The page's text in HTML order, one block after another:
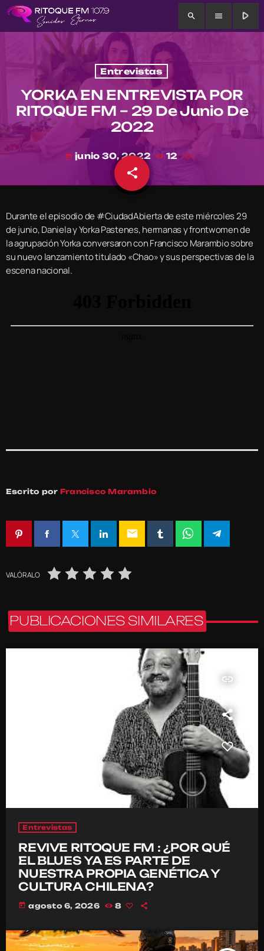
search menu play_arrow
Entrevistas
YORKA EN ENTREVISTA POR
RITOQUE FM – 29 De Junio De
2022
today junio 30, 2022 12
share
email
Durante el episodio de #CiudadAbierta de este miércoles 29
de junio, Daniela y Yorka Pastenes, hermanas y frontwomen de
la agrupación Yorka conversaron con Francisco Marambio sobre
su nuevo lanzamiento titulado «Chao» y sus perspectivas de la
escena nacional.
Escrito por Francisco Marambio
email
VALÓRALO
PUBLICACIONES SIMILARES
insert_link
Entrevistas
REVIVE RITOQUE FM : ¿POR QUÉ
EL BLUES YA ES PARTE DE
NUESTRA PROPIA GENÉTICA Y
CULTURA CHILENA?
today agosto 6, 2026 8